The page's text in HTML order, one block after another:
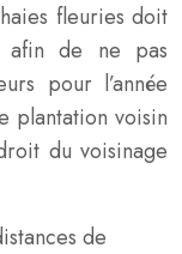
fleuries doit
afin de ne pas
pour l’année
plantation voisin
du voisinage
de